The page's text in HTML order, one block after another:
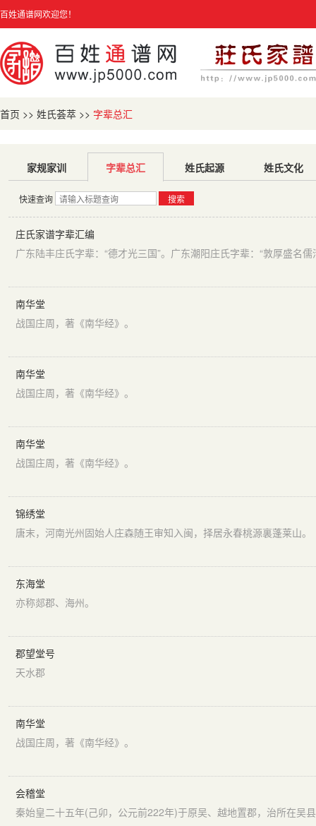
百姓通谱网欢迎您！
首页 >> 姓氏荟萃 >> 字辈总汇
家规家训 字辈总汇 姓氏起源 姓氏文化
快速查询 搜索
庄氏家谱字辈汇编
南华堂
战国庄周，著《南华经》。
南华堂
战国庄周，著《南华经》。
南华堂
战国庄周，著《南华经》。
锦绣堂
唐末，河南光州固始人庄森随王审知入闽，择居永春桃源裏蓬莱山。
东海堂
亦称郯郡、海州。
郡望堂号
天水郡
南华堂
战国庄周，著《南华经》。
会稽堂